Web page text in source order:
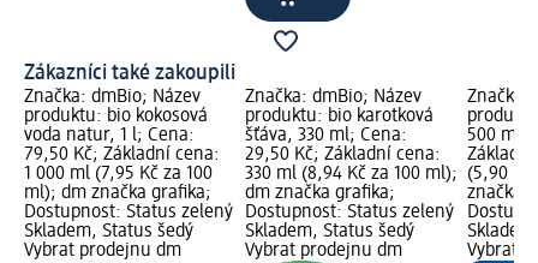
Zákazníci také zakoupili
Značka: dmBio; Název
produktu: bio kokosová
voda natur, 1 l; Cena:
79,50 Kč; Základní cena:
1 000 ml (7,95 Kč za 100
ml); dm značka grafika;
Dostupnost: Status zelený
Skladem, Status šedý
Vybrat prodejnu dm
Značka: dmBio; Název
produktu: bio karotková
šťáva, 330 ml; Cena:
29,50 Kč; Základní cena:
330 ml (8,94 Kč za 100 ml);
dm značka grafika;
Dostupnost: Status zelený
Skladem, Status šedý
Vybrat prodejnu dm
Značka:
500 ml;
(5,90 Kč
značka
Vybrat